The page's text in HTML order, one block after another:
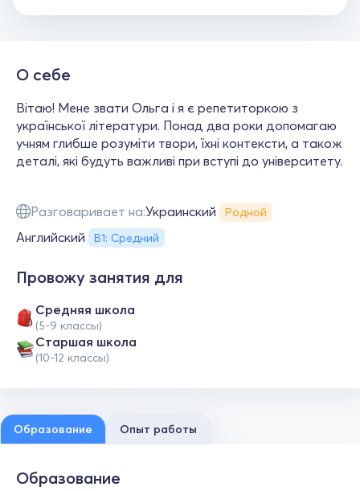
О себе
Вітаю! Мене звати Ольга і я є репетиторкою з
української літератури. Понад два роки допомагаю
учням глибше розуміти твори, їхні контексти, а також
деталі, які будуть важливі при вступі до університету.
Разговаривает на:Украинский Родной
Английский В1: Средний
Провожу занятия для
Средняя школа
(5-9 классы)
Cтаршая школа
(10-12 классы)
Образование Опыт работы
Образование